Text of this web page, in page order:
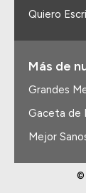
Quiero
Más de
Grandes
Gaceta de
Mejor
©